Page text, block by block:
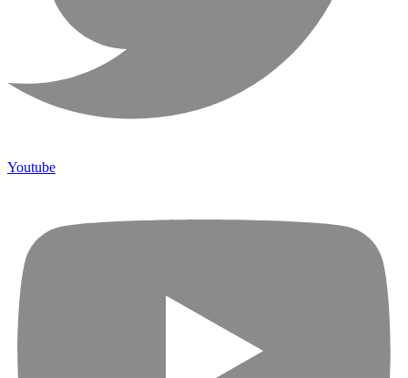
Youtube